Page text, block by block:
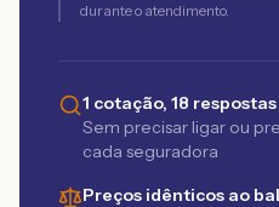
durante o atendimento.
1 cotação, 18 respostas
Sem precisar ligar ou
cada seguradora
Preços idênticos ao